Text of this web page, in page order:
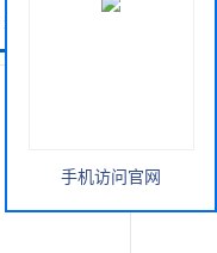
>
手机访问官网